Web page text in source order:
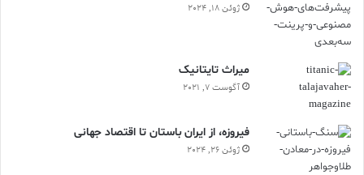
ژوئن 18, 2024
ميراث تايتانيک
آگوست 7, 2021
فیروزه، از ایران باستان تا اقتصاد جهانی
ژوئن 26, 2024